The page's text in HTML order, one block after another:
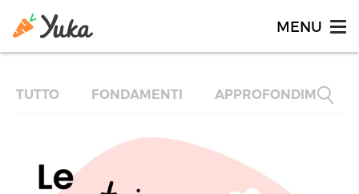
TUTTO FONDAMENTI APPROFONDIMENTI